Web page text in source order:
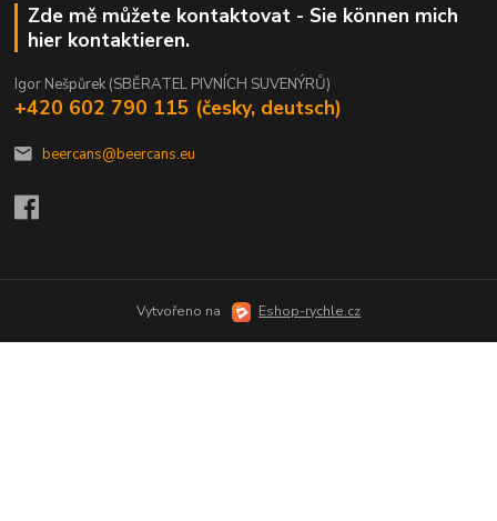
Zde mě můžete kontaktovat - Sie können mich
hier kontaktieren.
Igor Nešpůrek (SBĚRATEL PIVNÍCH SUVENÝRŮ)
+420 602 790 115 (česky, deutsch)
beercans@beercans.eu
Vytvořeno na Eshop-rychle.cz